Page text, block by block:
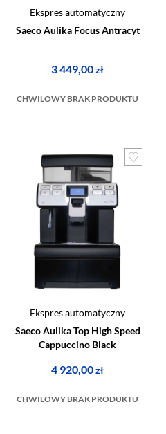
Ekspres automatyczny
Saeco Aulika Focus Antracyt
3 449,00zł
CHWILOWY BRAK PRODUKTU
Ekspres automatyczny
Saeco Aulika Top High Speed
Cappuccino Black
4 920,00zł
CHWILOWY BRAK PRODUKTU